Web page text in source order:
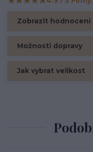
Hodnocení na Firmy.cz
Zobrazit hodnocení
Možnosti dopravy
Jak vybrat velikost